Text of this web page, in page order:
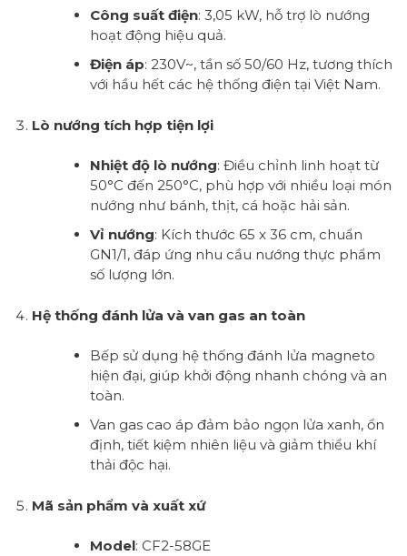
Công suất điện: 3,05 kW, hỗ trợ lò nướng
hoạt động hiệu quả.
Điện áp: 230V~, tần số 50/60 Hz, tương thích
với hầu hết các hệ thống điện tại Việt Nam.
Lò nướng tích hợp tiện lợi
Nhiệt độ lò nướng: Điều chỉnh linh hoạt từ
50°C đến 250°C, phù hợp với nhiều loại món
nướng như bánh, thịt, cá hoặc hải sản.
Vỉ nướng: Kích thước 65 x 36 cm, chuẩn
GN1/1, đáp ứng nhu cầu nướng thực phẩm
số lượng lớn.
Hệ thống đánh lửa và van gas an toàn
Bếp sử dụng hệ thống đánh lửa magneto
hiện đại, giúp khởi động nhanh chóng và an
toàn.
Van gas cao áp đảm bảo ngọn lửa xanh, ổn
định, tiết kiệm nhiên liệu và giảm thiểu khí
thải độc hại.
Mã sản phẩm và xuất xứ
Model: CF2-58GE